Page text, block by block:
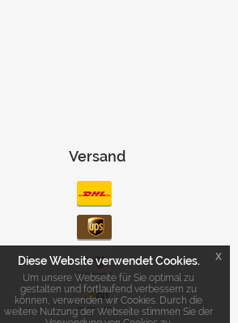
Versand
Diese Website verwendet Cookies.
Um unsere Webseite für Sie optimal zu
gestalten und fortlaufend verbessern zu
können, verwenden wir Cookies. Durch die
weitere Nutzung der Webseite stimmen Sie der
x